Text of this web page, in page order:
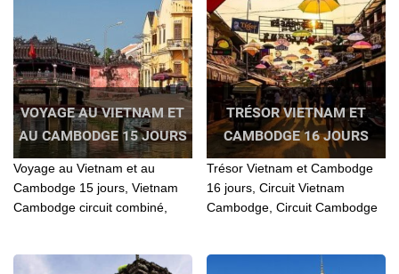
VOYAGE AU VIETNAM ET
AU CAMBODGE 15 JOURS
Voyage au Vietnam et au
Cambodge 15 jours, Vietnam
Cambodge circuit combiné,
Vietnam et au Cambodge
TRÉSOR VIETNAM ET
CAMBODGE 16 JOURS
Trésor Vietnam et Cambodge
16 jours, Circuit Vietnam
Cambodge, Circuit Cambodge